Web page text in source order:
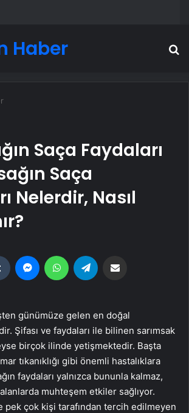
Haber
Saça Faydaları
Saça
Nelerdir, Nasıl
Tumblr MessengerWhatsApp
günümüze gelen en doğal
Şifası ve faydaları ile bilinen sarımsak
birçok ilinde yetişmektedir. Başta
tıkanıklığı gibi önemli hastalıklara
faydaları yalnızca bununla kalmaz,
muhteşem etkiler sağlıyor.
pek çok kişi tarafından tercih edilmeyen